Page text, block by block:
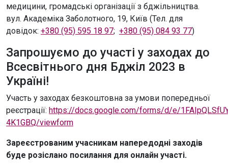
медицини, громадські організації з бджільництва.
вул. Академіка Заболотного, 19, Київ (Тел. для
довідок: +380 (95) 595 18 97; +380 (95) 084 93 77)
Запрошуємо до участі у заходах до
Всесвітнього дня Бджіл 2023 в
Україні!
Участь у заходах безкоштовна за умови попередньої
реєстрації: https://docs.google.com/forms/d/e/
4K1GBQ/viewform
Зареєстрованим учасникам напередодні заходів
буде розіслано посилання для онлайн участі.